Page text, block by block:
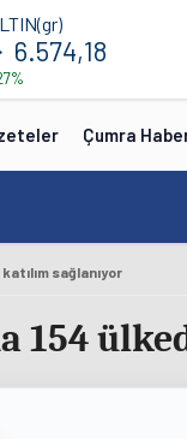
6.574,18
Çumra
sağlanıyor
154